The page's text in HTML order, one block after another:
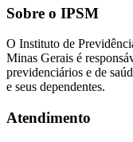
Sobre o IPSM
O Instituto de
Minas Gerais é
previdenciários e de
e seus dependentes.
Atendimento